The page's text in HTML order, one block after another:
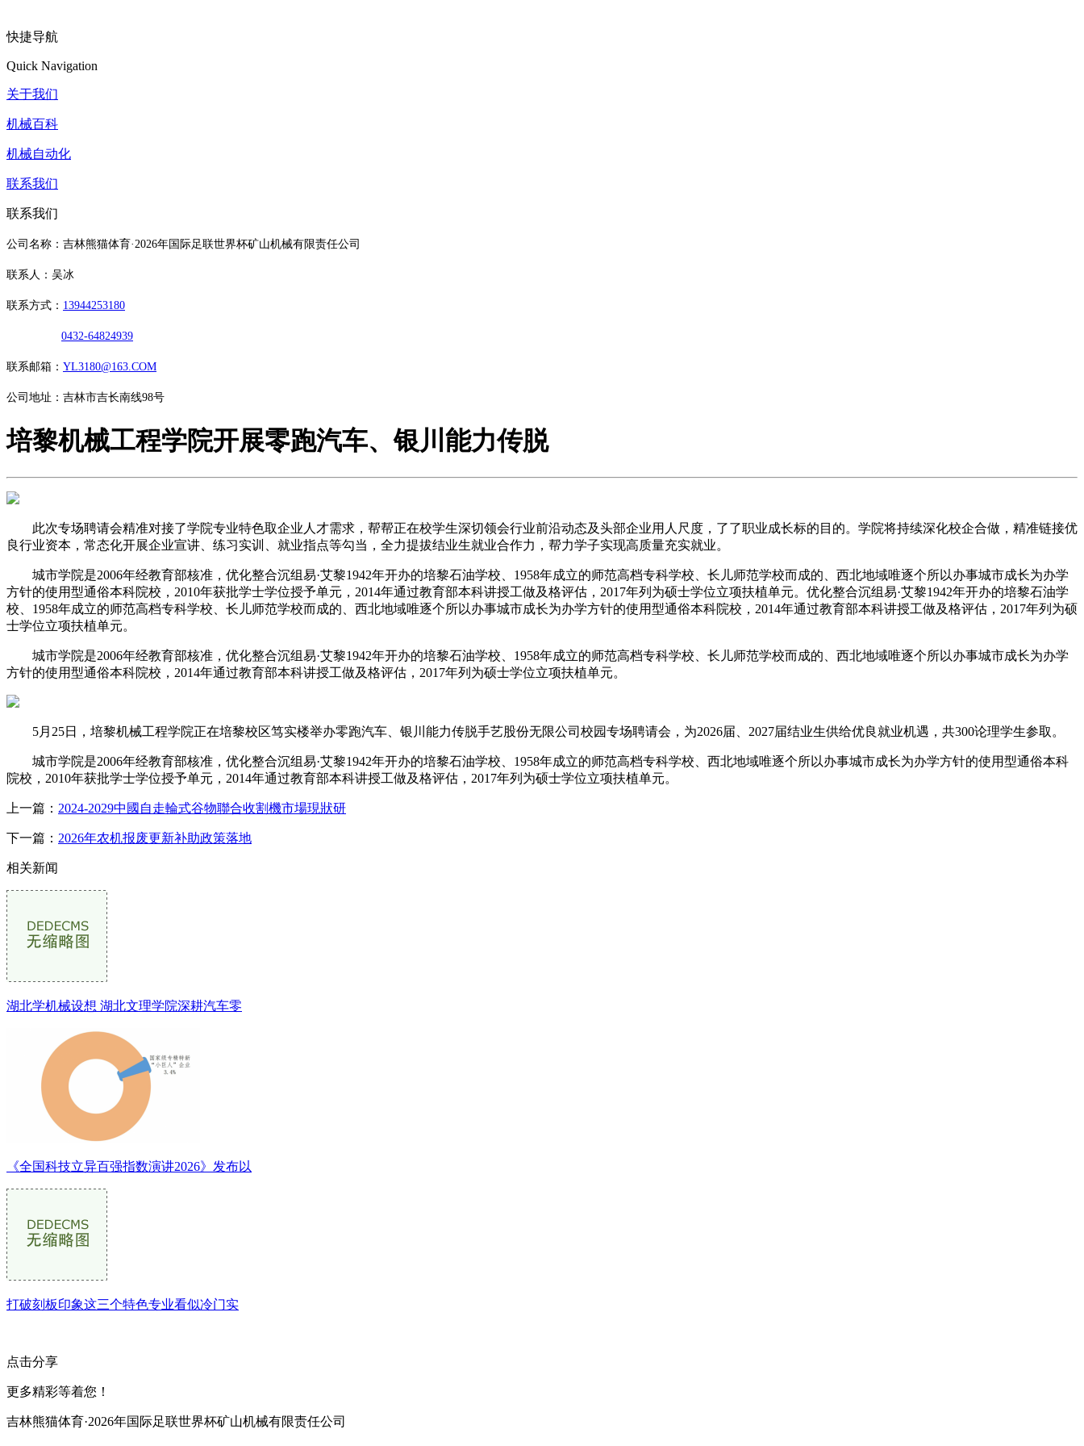
快捷导航
Quick Navigation
关于我们
机械百科
机械自动化
联系我们
联系我们
公司名称：吉林熊猫体育·2026年国际足联世界杯矿山机械有限责任公司
联系人：吴冰
联系方式： 13944253180
0432-64824939
联系邮箱： YL3180@163.COM
公司地址：吉林市吉长南线98号
培黎机械工程学院开展零跑汽车、银川能力传脱
此次专场聘请会精准对接了学院专业特色取企业人才需求，帮帮正在校学生深切领会行业前沿动态及头部企业用人尺度，了了职业成长标的目的。学院将持续深化校企合做，精准链接优
良行业资本，常态化开展企业宣讲、练习实训、就业指点等勾当，全力提拔结业生就业合作力，帮力学子实现高质量充实就业。
城市学院是2006年经教育部核准，优化整合沉组易·艾黎1942年开办的培黎石油学校、1958年成立的师范高档专科学校、长儿师范学校而成的、西北地域唯逐个所以办事城市成长为办学
方针的使用型通俗本科院校，2010年获批学士学位授予单元，2014年通过教育部本科讲授工做及格评估，2017年列为硕士学位立项扶植单元。优化整合沉组易·艾黎1942年开办的培黎石油学
校、1958年成立的师范高档专科学校、长儿师范学校而成的、西北地域唯逐个所以办事城市成长为办学方针的使用型通俗本科院校，2014年通过教育部本科讲授工做及格评估，2017年列为硕
士学位立项扶植单元。
城市学院是2006年经教育部核准，优化整合沉组易·艾黎1942年开办的培黎石油学校、1958年成立的师范高档专科学校、长儿师范学校而成的、西北地域唯逐个所以办事城市成长为办学
方针的使用型通俗本科院校，2014年通过教育部本科讲授工做及格评估，2017年列为硕士学位立项扶植单元。
5月25日，培黎机械工程学院正在培黎校区笃实楼举办零跑汽车、银川能力传脱手艺股份无限公司校园专场聘请会，为2026届、2027届结业生供给优良就业机遇，共300论理学生参取。
城市学院是2006年经教育部核准，优化整合沉组易·艾黎1942年开办的培黎石油学校、1958年成立的师范高档专科学校、西北地域唯逐个所以办事城市成长为办学方针的使用型通俗本科
院校，2010年获批学士学位授予单元，2014年通过教育部本科讲授工做及格评估，2017年列为硕士学位立项扶植单元。
上一篇： 2024-2029中國自走輪式谷物聯合收割機市場現狀研
下一篇： 2026年农机报废更新补助政策落地
相关新闻
湖北学机械设想 湖北文理学院深耕汽车零
《全国科技立异百强指数演讲2026》发布以
打破刻板印象这三个特色专业看似冷门实
点击分享
更多精彩等着您！
吉林熊猫体育·2026年国际足联世界杯矿山机械有限责任公司